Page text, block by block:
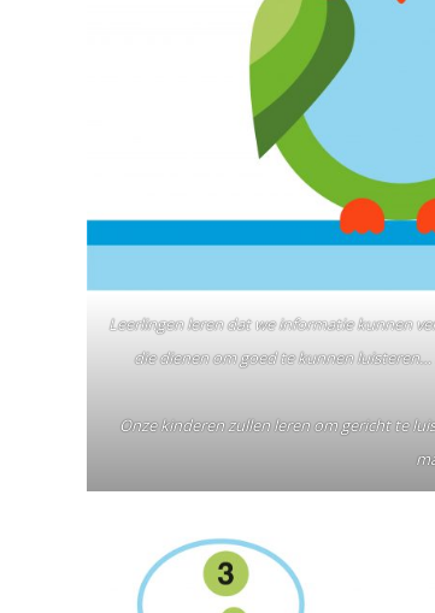
Leerlingen leren dat we informatie kunnen
die dienen om goed te kunnen
Onze kinderen zullen leren om gericht te